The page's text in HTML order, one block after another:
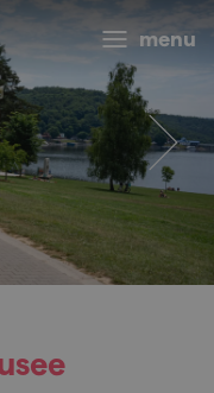
menu